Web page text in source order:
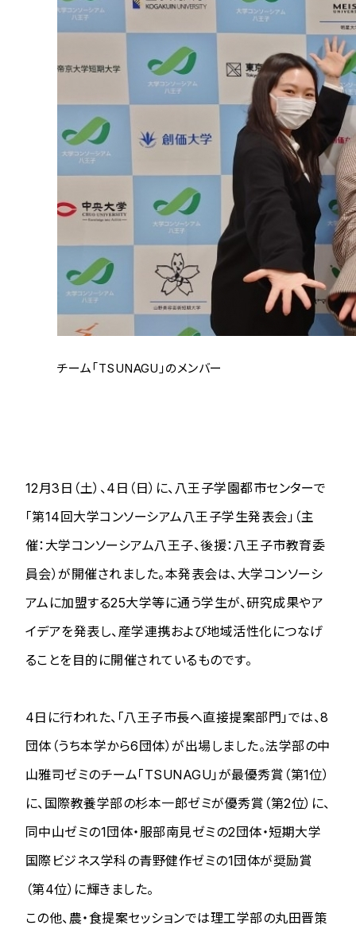
チーム「TSUNAGU」のメンバー
12月3日（土）、4日（日）に、八王子学園都市センターで
「第14回大学コンソーシアム八王子学生発表会」（主
催：大学コンソーシアム八王子、後援：八王子市教育委
員会）が開催されました。本発表会は、大学コンソーシ
アムに加盟する25大学等に通う学生が、研究成果やア
イデアを発表し、産学連携および地域活性化につなげ
ることを目的に開催されているものです。
4日に行われた、「八王子市長へ直接提案部門」では、8
団体（うち本学から6団体）が出場しました。法学部の中
山雅司ゼミのチーム「TSUNAGU」が最優秀賞（第1位）
に、国際教養学部の杉本一郎ゼミが優秀賞（第2位）に、
同中山ゼミの1団体・服部南見ゼミの2団体・短期大学
国際ビジネス学科の青野健作ゼミの1団体が奨励賞
（第4位）に輝きました。
この他、農・食提案セッションでは理工学部の丸田晋策